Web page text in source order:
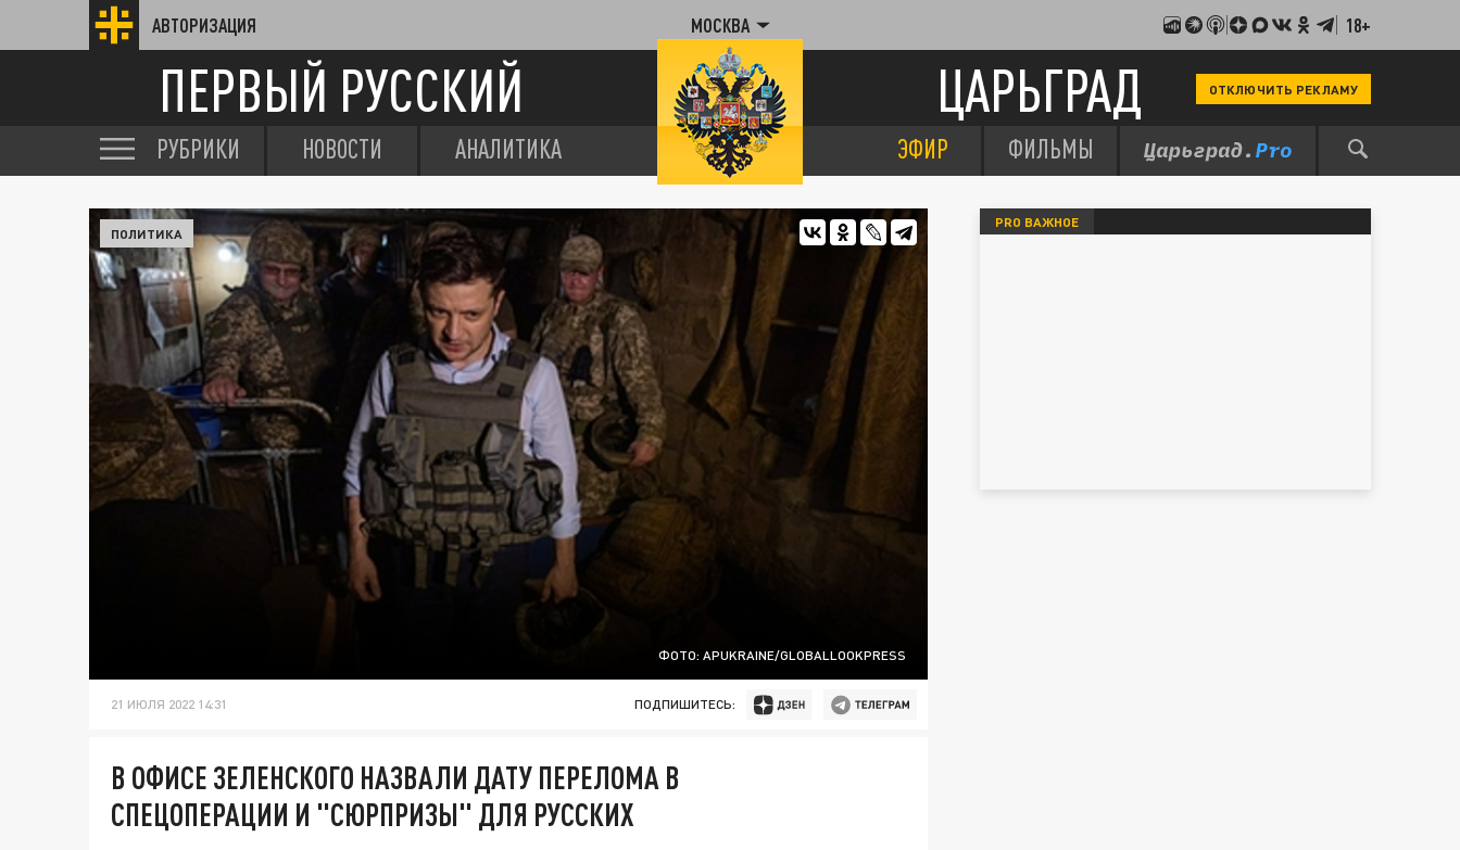
АВТОРИЗАЦИЯ МОСКВА 18+
ПЕРВЫЙ РУССКИЙ ЦАРЬГРАД ОТКЛЮЧИТЬ РЕКЛАМУ
РУБРИКИ НОВОСТИ АНАЛИТИКА ЭФИР ФИЛЬМЫ
ФОТО: APUKRAINE/GLOBALLOOKPRESS
ПОЛИТИКА
21 ИЮЛЯ 2022 14:31 ПОДПИШИТЕСЬ:
В ОФИСЕ ЗЕЛЕНСКОГО НАЗВАЛИ ДАТУ ПЕРЕЛОМА В
СПЕЦОПЕРАЦИИ И "СЮРПРИЗЫ" ДЛЯ РУССКИХ
PRO ВАЖНОЕ